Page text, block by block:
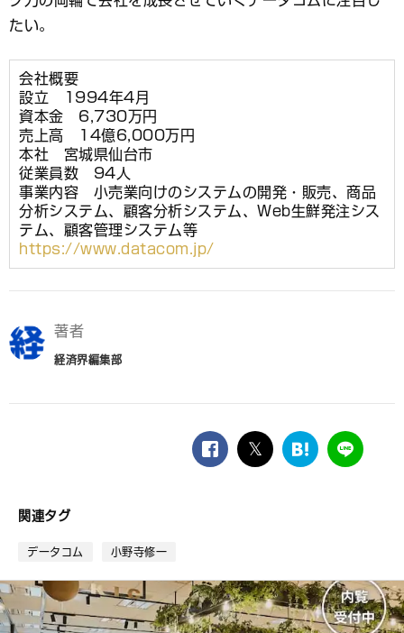
たい。
会社概要
設立 1994年4月
資本金 6,730万円
売上高 14億6,000万円
本社 宮城県仙台市
従業員数 94人
事業内容 小売業向けのシステムの開発・販売、商品
分析システム、顧客分析システム、Web生鮮発注シス
テム、顧客管理システム等
https://www.datacom.jp/
著者
経済界編集部
facebook
twitter
は
ー
ク
LINE
関連タグ
データコム 小野寺修一